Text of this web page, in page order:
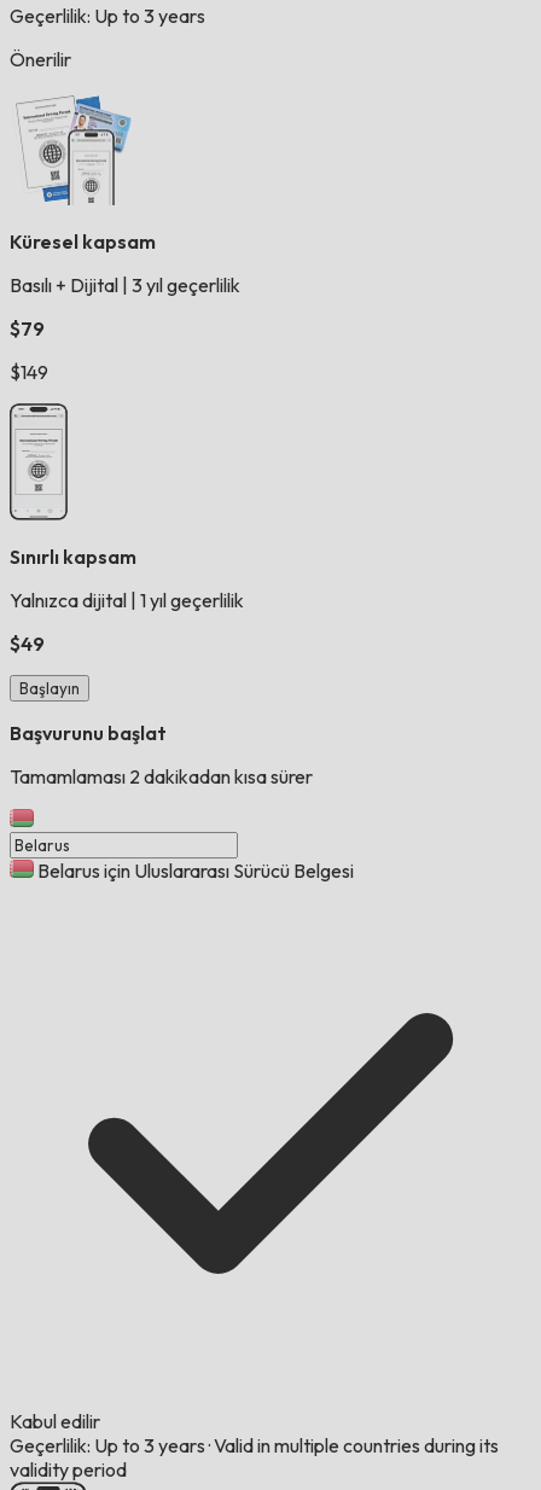
Geçerlilik: Up to 3 years
Önerilir
Küresel kapsam
Basılı + Dijital 3 yıl geçerlilik
$79
$149
Sınırlı kapsam
Yalnızca dijital 1 yıl geçerlilik
$49
Başlayın
Başvurunu başlat
Tamamlaması 2 dakikadan kısa sürer
Belarus için Uluslararası Sürücü Belgesi
Kabul edilir
Geçerlilik: Up to 3 years ·Valid in multiple countries during its
validity period